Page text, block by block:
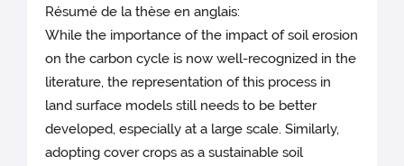
Résumé de la thèse en anglais:
While the importance of the impact of soil erosion
on the carbon cycle is now well-recognized in the
literature, the representation of this process in
land surface models still needs to be better
developed, especially at a large scale. Similarly,
adopting cover crops as a sustainable soil